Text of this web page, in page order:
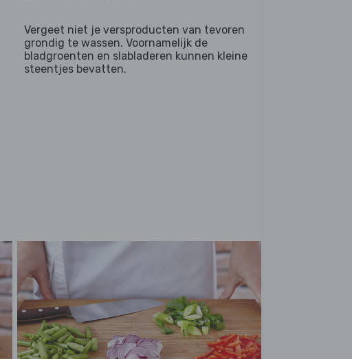
Vergeet niet je versproducten van tevoren
grondig te wassen. Voornamelijk de
bladgroenten en slabladeren kunnen kleine
steentjes bevatten.